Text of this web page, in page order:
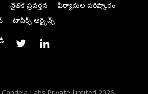
నైతిక ప్రవర్తన
ఫిర్యాదుల పరిష్కారం
టాపిక్స్ ఆర్కైవ్స్